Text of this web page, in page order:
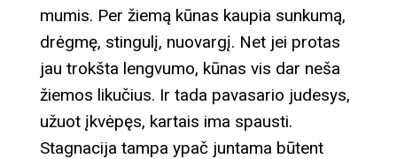
mumis. Per žiemą kūnas kaupia sunkumą,
drėgmę, stingulį, nuovargį. Net jei protas
jau trokšta lengvumo, kūnas vis dar neša
žiemos likučius. Ir tada pavasario judesys,
užuot įkvėpęs, kartais ima spausti.
Stagnacija tampa ypač juntama būtent